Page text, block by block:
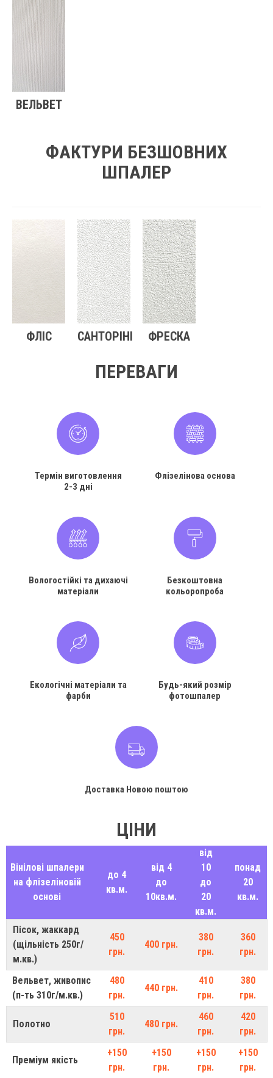
ВЕЛЬВЕТ
ФАКТУРИ БЕЗШОВНИХ
ШПАЛЕР
ФЛІС САНТОРІНІ ФРЕСКА
ПЕРЕВАГИ
Термін виготовлення
2-3 дні
Флізелінова основа
Вологостійкі та дихаючі
матеріали
Безкоштовна
кольоропроба
Екологічні матеріали та
фарби
Будь-який розмір
фотошпалер
Доставка Новою поштою
ЦІНИ
Вінілові шпалери
на флізеліновій
основі
до 4
кв.м.
від 4
до
10кв.м.
від
10
до
20
кв.м.
понад
20
кв.м.
Пісок, жаккард
(щільність 250г/
м.кв.)
450
грн.
400 грн.
380
грн.
360
грн.
Вельвет, живопис
(п-ть 310г/м.кв.)
480
грн.
440 грн.
410
грн.
380
грн.
Полотно
510
грн.
480 грн.
460
грн.
420
грн.
Преміум якість
+150
грн.
+150
грн.
+150
грн.
+150
грн.